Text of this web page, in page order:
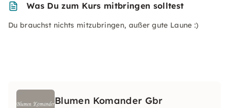
Was Du zum Kurs mitbringen solltest
Du brauchst nichts mitzubringen, außer gute Laune :)
Blumen Komander Gbr